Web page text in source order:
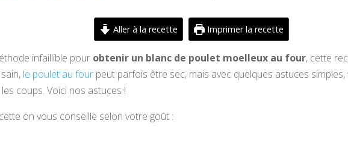
Aller à la recette Imprimer la recette
infaillible pour obtenir un blanc de poulet moelleux au four, cette
le poulet au four peut parfois être sec, mais avec quelques astuces
coups. Voici nos astuces !
on vous conseille selon votre goût :